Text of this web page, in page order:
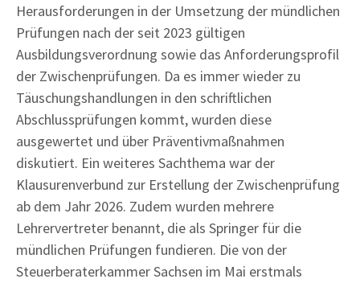
Herausforderungen in der Umsetzung der mündlichen
Prüfungen nach der seit 2023 gültigen
Ausbildungsverordnung sowie das Anforderungsprofil
der Zwischenprüfungen. Da es immer wieder zu
Täuschungshandlungen in den schriftlichen
Abschlussprüfungen kommt, wurden diese
ausgewertet und über Präventivmaßnahmen
diskutiert. Ein weiteres Sachthema war der
Klausurenverbund zur Erstellung der Zwischenprüfung
ab dem Jahr 2026. Zudem wurden mehrere
Lehrervertreter benannt, die als Springer für die
mündlichen Prüfungen fundieren. Die von der
Steuerberaterkammer Sachsen im Mai erstmals